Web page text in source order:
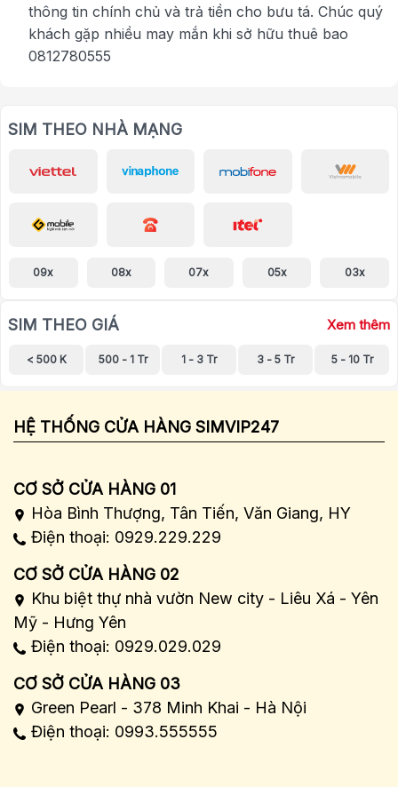
thông tin chính chủ và trả tiền cho bưu tá. Chúc quý
khách gặp nhiều may mắn khi sở hữu thuê bao
0812780555
SIM THEO NHÀ MẠNG
09x 08x 07x 05x 03x
SIM THEO GIÁ Xem thêm
< 500 K 500 - 1 Tr 1 - 3 Tr 3 - 5 Tr 5 - 10 Tr
HỆ THỐNG CỬA HÀNG SIMVIP247
CƠ SỞ CỬA HÀNG 01
Hòa Bình Thượng, Tân Tiến, Văn Giang, HY
Điện thoại: 0929.229.229
CƠ SỞ CỬA HÀNG 02
Khu biệt thự nhà vườn New city - Liêu Xá - Yên
Mỹ - Hưng Yên
Điện thoại: 0929.029.029
CƠ SỞ CỬA HÀNG 03
Green Pearl - 378 Minh Khai - Hà Nội
Điện thoại: 0993.555555